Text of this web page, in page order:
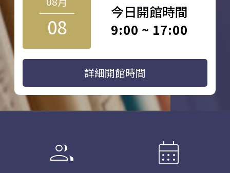
08
今日開館時間
9:00 ~ 17:00
詳細開館時間
group calendar_month